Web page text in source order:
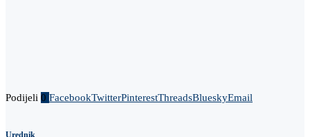
Podijeli 0 FacebookTwitterPinterestThreadsBlueskyEmail
Urednik